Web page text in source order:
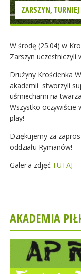
ZARSZYN,
W środę (25.04) w
Zarszyn uczestniczyli
Drużyny Krościenka
akademii stworzyli
uśmiechami na
Wszystko oczywiście
play!
Dziękujemy za
oddziału Rymanów!
Galeria zdjęć TUTAJ
AKADEMIA